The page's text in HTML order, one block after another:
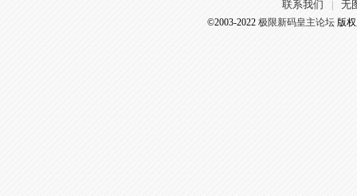
联系我们 无
©2003-2022 极限新码皇主论坛版权